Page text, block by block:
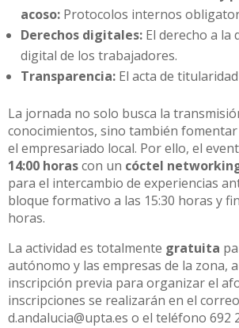
acoso: Protocolos internos
Derechos digitales: El derecho a la
digital de los trabajadores.
Transparencia: El acta de
La jornada no solo busca la
conocimientos, sino también
el empresariado local. Por ello, el
14:00 horascon un cóctel
para el intercambio de experiencias
bloque formativo a las 15:30 horas y
horas.
La actividad es totalmente gratuita
autónomo y las empresas de la zona,
inscripción previa para organizar el
inscripciones se realizarán en el correo
d.andalucia@upta.es o el teléfono 692